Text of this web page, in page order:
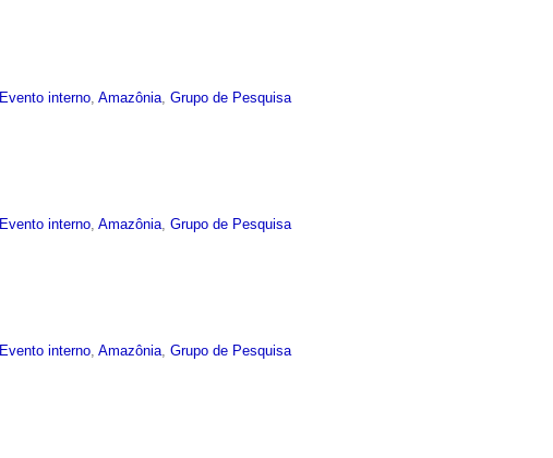
Evento interno,Amazônia,Grupo de Pesquisa
Evento interno,Amazônia,Grupo de Pesquisa
Evento interno ,Amazônia ,Grupo de Pesquisa